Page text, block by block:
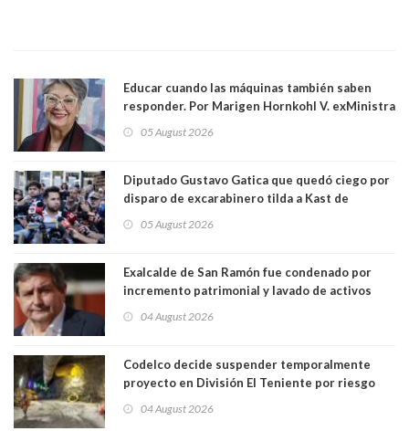
Educar cuando las máquinas también saben
responder. Por Marigen Hornkohl V. exMinistra
05 August 2026
Diputado Gustavo Gatica que quedó ciego por
disparo de excarabinero tilda a Kast de
absolución del exuniformado. Presidente DC
05 August 2026
Exalcalde de San Ramón fue condenado por
incremento patrimonial y lavado de activos
04 August 2026
Codelco decide suspender temporalmente
proyecto en División El Teniente por riesgo
04 August 2026